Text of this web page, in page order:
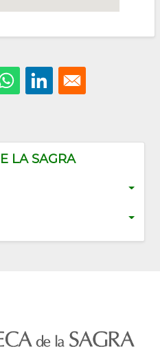
LA SAGRA